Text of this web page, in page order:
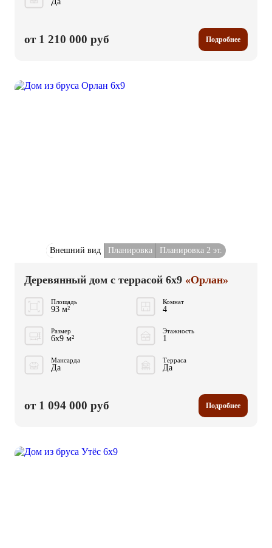
от 1 210 000 руб Подробнее
Внешний вид Планировка Планировка 2 эт.
Деревянный дом с террасой 6x9 «Орлан»
Площадь
93 м²
Комнат
4
Размер
6x9 м²
Этажность
1
Мансарда
Да
Терраса
Да
от 1 094 000 руб Подробнее